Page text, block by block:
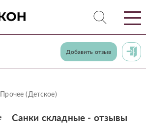
Добавить отзыв
Прочее (Детское)
Санки складные - отзывы